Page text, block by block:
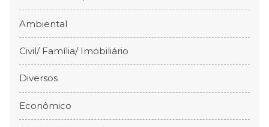
Ambiental
Civil/ Família/ Imobiliário
Diversos
Econômico